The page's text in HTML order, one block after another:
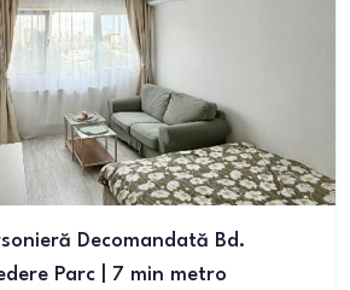
Decomandată Bd.
Parc | 7 min metro